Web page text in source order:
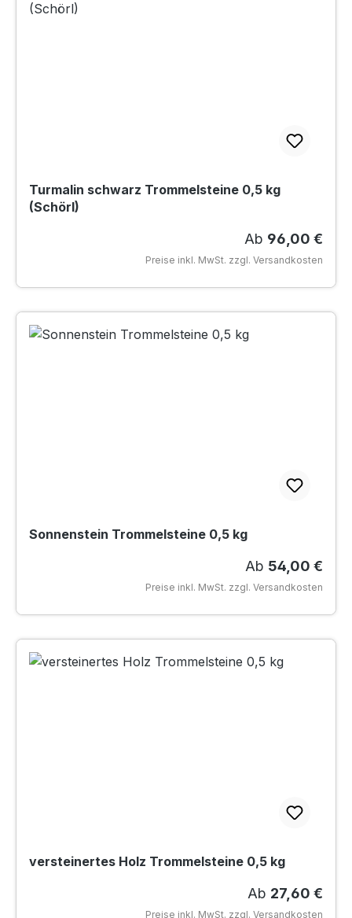
Turmalin schwarz Trommelsteine 0,5 kg
(Schörl)
Regulärer
Ab 96,00 €
Preise inkl. MwSt. zzgl. Versandkosten
Sonnenstein Trommelsteine 0,5 kg
Regulärer
Ab 54,00 €
Preise inkl. MwSt. zzgl. Versandkosten
versteinertes Holz Trommelsteine 0,5 kg
Regulärer
Ab 27,60 €
Preise inkl. MwSt. zzgl. Versandkosten